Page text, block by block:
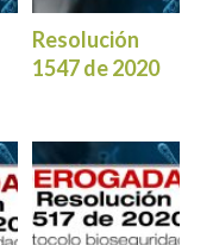
Resolución
1547 de 2020